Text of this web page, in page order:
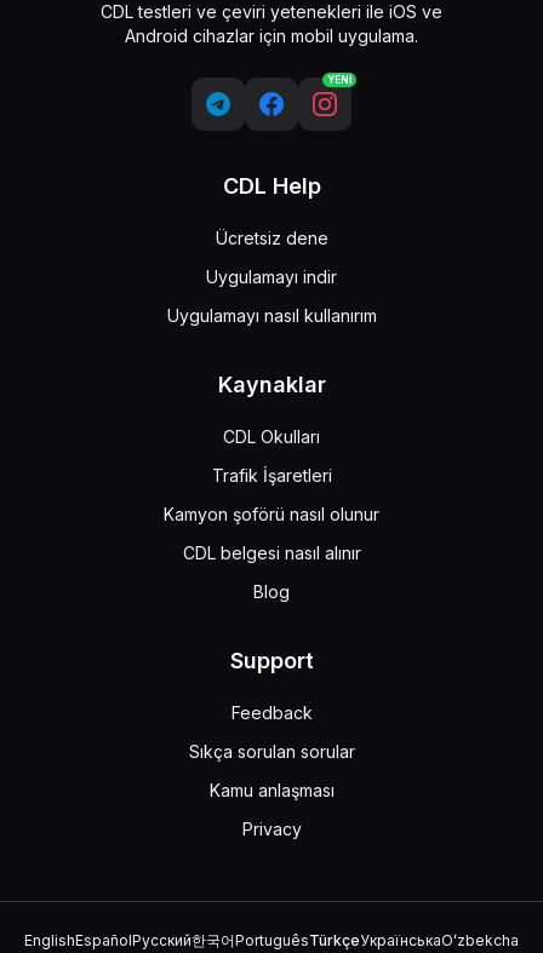
CDL testleri ve çeviri yetenekleri ile iOS ve
Android cihazlar için mobil uygulama.
YENİ
CDL Help
Ücretsiz dene
Uygulamayı indir
Uygulamayı nasıl kullanırım
Kaynaklar
CDL Okulları
Trafik İşaretleri
Kamyon şoförü nasıl olunur
CDL belgesi nasıl alınır
Blog
Support
Feedback
Sıkça sorulan sorular
Kamu anlaşması
Privacy
EnglishEspañolРусский한국어PortuguêsTürkçeУкраїнськаOʻzbekcha